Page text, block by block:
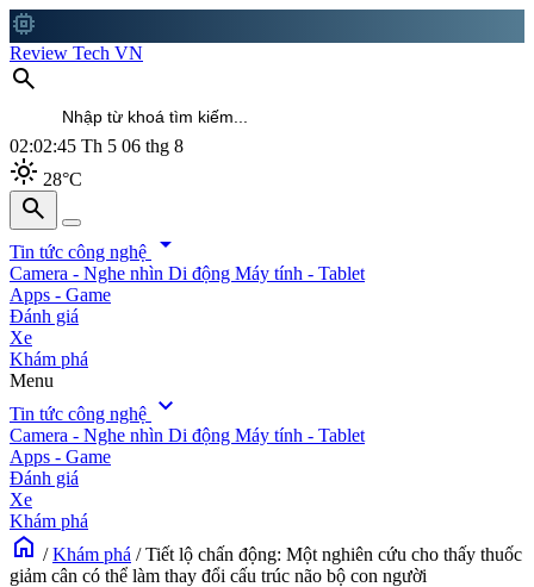
memory
Review Tech VN
search
02:02:46 Th 5 06 thg 8
light_mode 28°C
search
search
Tin tức công nghệ arrow_drop_down
Camera - Nghe nhìn Di động Máy tính - Tablet
Apps - Game
Đánh giá
Xe
Khám phá
Menu
Tin tức công nghệ expand_more
Camera - Nghe nhìn Di động Máy tính - Tablet
Apps - Game
Đánh giá
Xe
Khám phá
home / Khám phá / Tiết lộ chấn động: Một nghiên cứu cho thấy thuốc
giảm cân có thể làm thay đổi cấu trúc não bộ con người